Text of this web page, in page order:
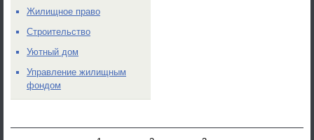
Жилищное право
Строительство
Уютный дом
Управление жилищным
фондом